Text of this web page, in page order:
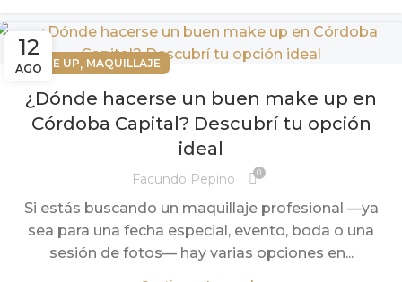
12
AGOMAKE UP, MAQUILLAJE
¿Dónde hacerse un buen make up en
Córdoba Capital? Descubrí tu opción
ideal
Facundo Pepino 0
Si estás buscando un maquillaje profesional —ya
sea para una fecha especial, evento, boda o una
sesión de fotos— hay varias opciones en...